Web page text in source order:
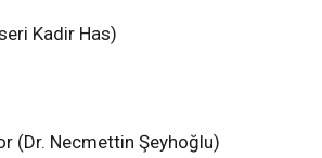
Kadir Has)
(Dr. Necmettin Şeyhoğlu)